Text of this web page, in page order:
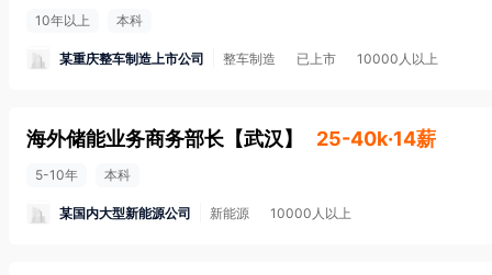
10年以上 本科
某重庆整车制造上市公司 整车制造 已上市 10000人以上
海外储能业务商务部长 【武汉 】 25-40k·14薪
5-10年 本科
某国内大型新能源公司 新能源 10000人以上